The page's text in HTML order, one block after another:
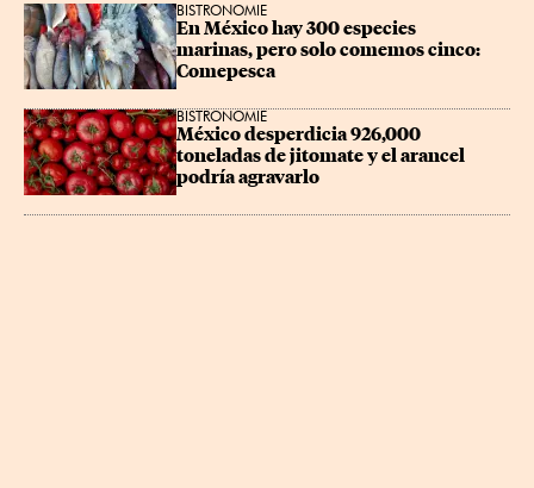
BISTRONOMIE
En México hay 300 especies
marinas, pero solo comemos cinco:
Comepesca
BISTRONOMIE
México desperdicia 926,000
toneladas de jitomate y el arancel
podría agravarlo